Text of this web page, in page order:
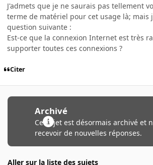
J'admets que je ne saurais pas tellement
terme de matériel pour cet usage là; mais
question suivante :
Est-ce que la connexion Internet est très
supporter toutes ces connexions ?
Citer
Archivé
Ce sujet est désormais archivé et
recevoir de nouvelles réponses.
Aller sur la liste des sujets